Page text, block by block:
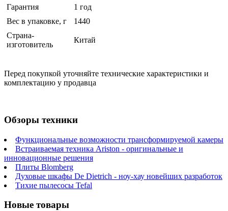
Гарантия
1 год
Вес в упаковке, г
1440
Страна-
изготовитель
Китай
Перед покупкой уточняйте технические характеристики и
комплектацию у продавца
Обзоры техники
Функциональные возможности трансформируемой камеры
Встраиваемая техника Ariston - оригинальные и
инновационные решения
Плиты Blomberg
Духовые шкафы De Dietrich - ноу-хау новейших разработок
Тихие пылесосы Tefal
Новые товары